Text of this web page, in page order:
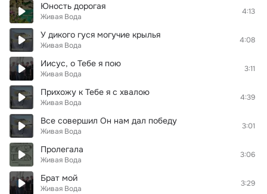
Юность дорогая
Живая Вода
4:13
У дикого гуся могучие крылья
Живая Вода
4:08
Иисус, о Тебе я пою
Живая Вода
3:11
Прихожу к Тебе я с хвалою
Живая Вода
4:39
Все совершил Он нам дал победу
Живая Вода
3:01
Пролегала
Живая Вода
3:06
Брат мой
Живая Вода
3:29